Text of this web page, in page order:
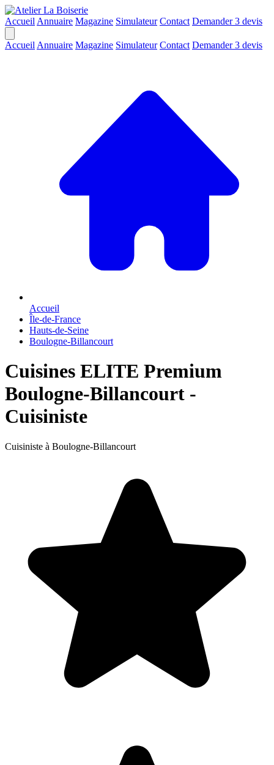
Accueil Annuaire Magazine Simulateur Contact Demander 3 devis
Accueil Annuaire Magazine Simulateur Contact Demander 3 devis
Accueil
Île-de-France
Hauts-de-Seine
Boulogne-Billancourt
Cuisines ELITE Premium
Boulogne-Billancourt -
Cuisiniste
Cuisiniste à Boulogne-Billancourt